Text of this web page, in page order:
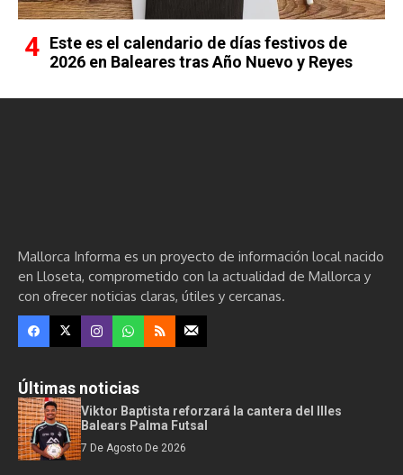
Este es el calendario de días festivos de
2026 en Baleares tras Año Nuevo y Reyes
Mallorca Informa es un proyecto de información local nacido
en Lloseta, comprometido con la actualidad de Mallorca y
con ofrecer noticias claras, útiles y cercanas.
Últimas noticias
Viktor Baptista reforzará la cantera del Illes
Balears Palma Futsal
7 De Agosto De 2026